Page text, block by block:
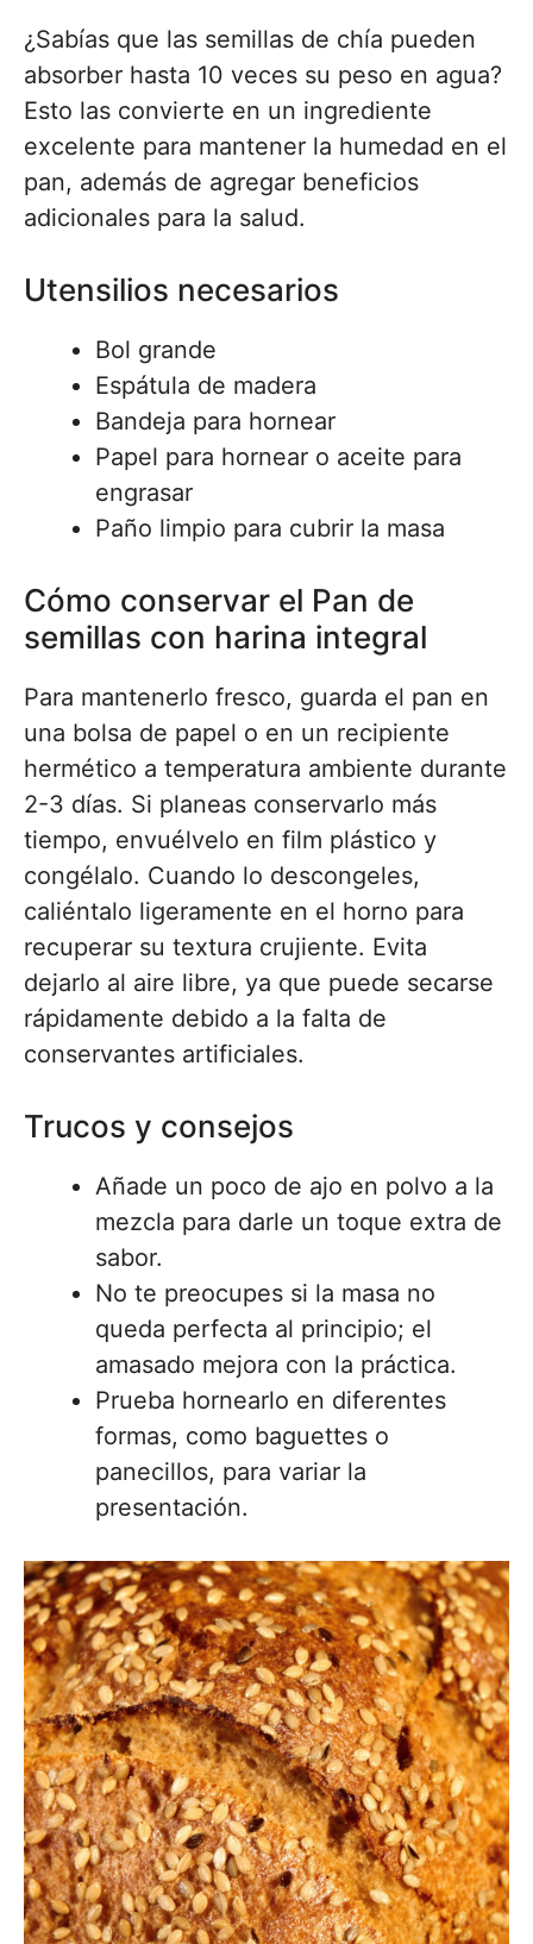
¿Sabías que las semillas de chía pueden
absorber hasta 10 veces su peso en agua?
Esto las convierte en un ingrediente
excelente para mantener la humedad en el
pan, además de agregar beneficios
adicionales para la salud.
Utensilios necesarios
Bol grande
Espátula de madera
Bandeja para hornear
Papel para hornear o aceite para
engrasar
Paño limpio para cubrir la masa
Cómo conservar el Pan de
semillas con harina integral
Para mantenerlo fresco, guarda el pan en
una bolsa de papel o en un recipiente
hermético a temperatura ambiente durante
2-3 días. Si planeas conservarlo más
tiempo, envuélvelo en film plástico y
congélalo. Cuando lo descongeles,
caliéntalo ligeramente en el horno para
recuperar su textura crujiente. Evita
dejarlo al aire libre, ya que puede secarse
rápidamente debido a la falta de
conservantes artificiales.
Trucos y consejos
Añade un poco de ajo en polvo a la
mezcla para darle un toque extra de
sabor.
No te preocupes si la masa no
queda perfecta al principio; el
amasado mejora con la práctica.
Prueba hornearlo en diferentes
formas, como baguettes o
panecillos, para variar la
presentación.